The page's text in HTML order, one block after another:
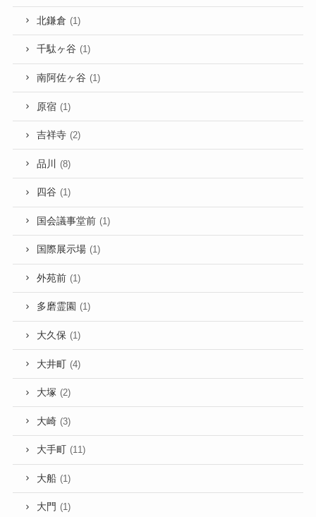
北鎌倉 (1)
千駄ヶ谷 (1)
南阿佐ヶ谷 (1)
原宿 (1)
吉祥寺 (2)
品川 (8)
四谷 (1)
国会議事堂前 (1)
国際展示場 (1)
外苑前 (1)
多磨霊園 (1)
大久保 (1)
大井町 (4)
大塚 (2)
大崎 (3)
大手町 (11)
大船 (1)
大門 (1)